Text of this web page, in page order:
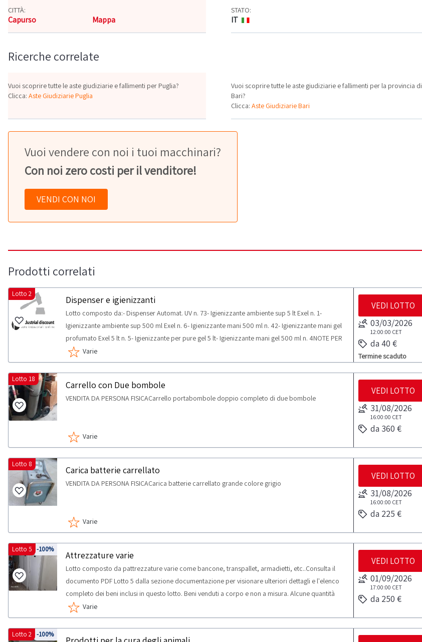
CITTÀ:
Capurso Mappa
STATO:
IT
Ricerche correlate
Vuoi scoprire tutte le aste giudiziarie e fallimenti per Puglia?
Clicca: Aste Giudiziarie Puglia
Vuoi scoprire tutte le aste giudiziarie e fallimenti per la provincia di
Bari?
Clicca:Aste Giudiziarie Bari
Vuoi vendere con noi i tuoi macchinari?
Con noi zero costi per il venditore!
VENDI CON NOI
Prodotti correlati
Lotto 2
Dispenser e igienizzanti
Lotto composto da:- Dispenser Automat. UV n. 73- Igienizzante ambiente sup 5 lt Exel n. 1-
Igienizzante ambiente sup 500 ml Exel n. 6- Igienizzante mani 500 ml n. 42- Igienizzante mani gel
profumato Exel 5 lt n. 5- Igienizzante per pure gel 5 lt- Igienizzante mani gel 500 ml n. 4NOTE PER
RITIRO:- tempistica massima prevista per lo svolgimento delle attività di ritiro dal giorno
concordato: 1 giorno
Varie
VEDI LOTTO
03/03/2026
12:00:00 CET
da 40 €
Termine scaduto
Lotto 18
Carrello con Due bombole
VENDITA DA PERSONA FISICACarrello portabombole doppio completo di due bombole
Varie
VEDI LOTTO
31/08/2026
16:00:00 CET
da 360 €
Lotto 8
Carica batterie carrellato
VENDITA DA PERSONA FISICACarica batterie carrellato grande colore grigio
Varie
VEDI LOTTO
31/08/2026
16:00:00 CET
da 225 €
-100%
Lotto 5
Attrezzature varie
Lotto composto da pattrezzature varie come bancone, transpallet, armadietti, etc..Consulta il
documento PDF Lotto 5 dalla sezione documentazione per visionare ulteriori dettagli e l'elenco
completo dei beni inclusi in questo lotto. Beni venduti a corpo e non a misura. Alcune quantità
potrebbero non corrispondere. Si consiglia un’ispezione sul posto. NOTE PER RITIRO: - tempistica
massima prevista per lo svolgimento delle attività di ritiro dal giorno concordato: 1 giorno
Varie
VEDI LOTTO
01/09/2026
17:00:00 CET
da 250 €
-100%
Lotto 2